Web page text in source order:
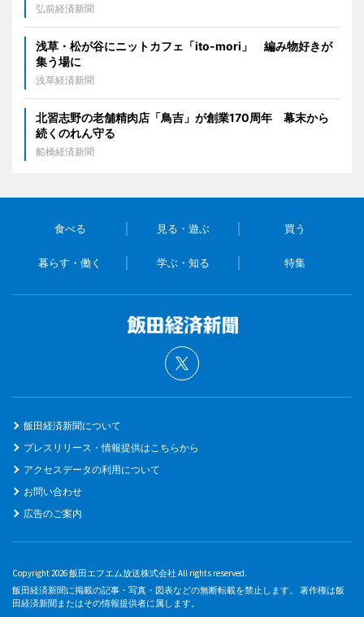
弘前経済新聞
浅草・松が谷にニットカフェ「ito-mori」 編み物好きが
集う場に
浅草経済新聞
北習志野の老舗精肉店「鳥吉」が創業170周年 幕末から
続くのれん守る
船橋経済新聞
食べる 見る・遊ぶ 買う
暮らす・働く 学ぶ・知る 特集
飯田経済新聞について
プレスリリース・情報提供はこちらから
アクセスデータの利用について
お問い合わせ
広告のご案内
Copyright 2026 飯田エフエム放送株式会社 All rights reserved.
飯田経済新聞に掲載の記事・写真・図表などの無断転載を禁止します。 著作権は飯
田経済新聞またはその情報提供者に属します。